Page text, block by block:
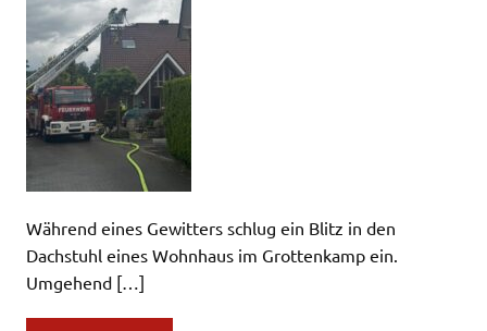
Während eines Gewitters schlug ein Blitz in den
Dachstuhl eines Wohnhaus im Grottenkamp ein.
Umgehend […]